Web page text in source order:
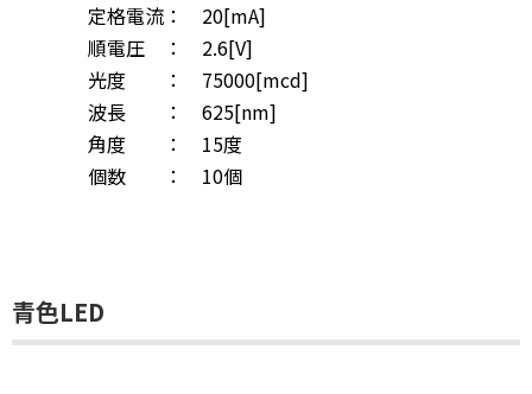
定格電流： 20[mA]
順電圧 ： 2.6[V]
光度 ： 75000[mcd]
波長 ： 625[nm]
角度 ： 15度
個数 ： 10個
青色LED